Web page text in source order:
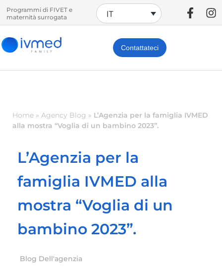
Programmi di FIVET e
maternità surrogata
IT
Contattateci
Home » Agency Blog » L’Agenzia per la famiglia IVMED
alla mostra “Voglia di un bambino 2023”.
L’Agenzia per la
famiglia IVMED alla
mostra “Voglia di un
bambino 2023”.
Blog Dell'agenzia